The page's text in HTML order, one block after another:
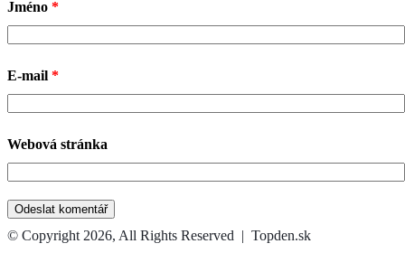
Jméno *
E-mail *
Webová stránka
© Copyright 2026, All Rights Reserved | Topden.sk